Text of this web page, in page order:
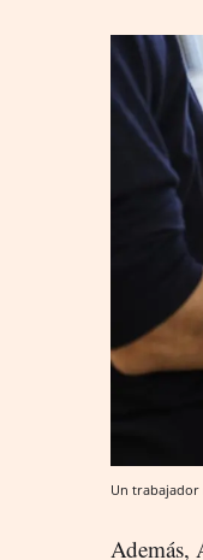
Un trabajador
Además,